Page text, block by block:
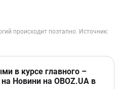
в курсе главного –
Новини на OBOZ.UA в